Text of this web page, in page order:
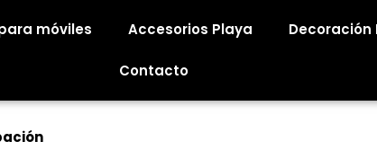
móviles Accesorios Playa Decoración
Contacto